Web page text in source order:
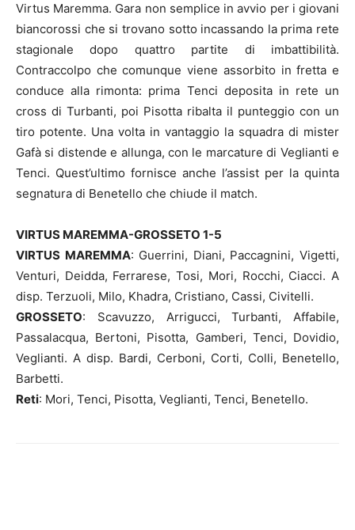
Virtus Maremma. Gara non semplice in avvio per i giovani
biancorossi che si trovano sotto incassando la prima rete
stagionale dopo quattro partite di imbattibilità.
Contraccolpo che comunque viene assorbito in fretta e
conduce alla rimonta: prima Tenci deposita in rete un
cross di Turbanti, poi Pisotta ribalta il punteggio con un
tiro potente. Una volta in vantaggio la squadra di mister
Gafà si distende e allunga, con le marcature di Veglianti e
Tenci. Quest’ultimo fornisce anche l’assist per la quinta
segnatura di Benetello che chiude il match.
VIRTUS MAREMMA-GROSSETO 1-5
VIRTUS MAREMMA: Guerrini, Diani, Paccagnini, Vigetti,
Venturi, Deidda, Ferrarese, Tosi, Mori, Rocchi, Ciacci. A
disp. Terzuoli, Milo, Khadra, Cristiano, Cassi, Civitelli.
GROSSETO: Scavuzzo, Arrigucci, Turbanti, Affabile,
Passalacqua, Bertoni, Pisotta, Gamberi, Tenci, Dovidio,
Veglianti. A disp. Bardi, Cerboni, Corti, Colli, Benetello,
Barbetti.
Reti: Mori, Tenci, Pisotta, Veglianti, Tenci, Benetello.